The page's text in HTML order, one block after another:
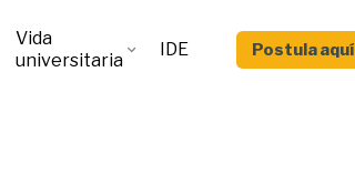
Vida
universitaria
IDE Postula aquí